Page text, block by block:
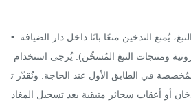
• وفقًا لقانون مكافحة أضرار التبغ، يُمنع التدخين منعًا باتًا داخل دار الضيافة
في الطابق الأول عند الحاجة. ونُقدّر ت
أو أعقاب سجائر متبقية بعد تسجيل المغاد